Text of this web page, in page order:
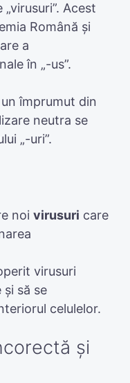
Acest
Română și
a
în „-us”.
împrumut din
neutra se
„-uri”.
noi virusuri care
virusuri
să se
celulelor.
și